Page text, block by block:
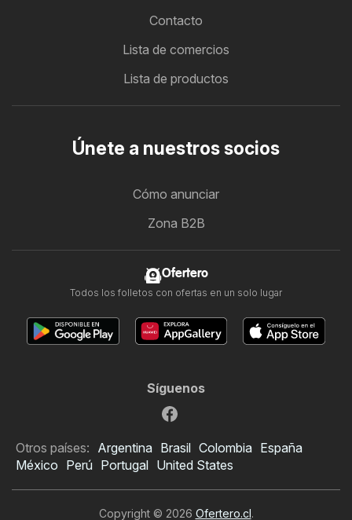
Contacto
Lista de comercios
Lista de productos
Únete a nuestros socios
Cómo anunciar
Zona B2B
Ofertero
Todos los folletos con ofertas en un solo lugar
Síguenos
Otros países: Argentina Brasil Colombia España
México Perú Portugal United States
Copyright © 2026 Ofertero.cl.